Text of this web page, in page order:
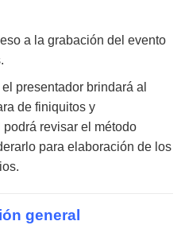
a la grabación del evento
presentador brindará al
de finiquitos y
revisar el método
para elaboración de los
general